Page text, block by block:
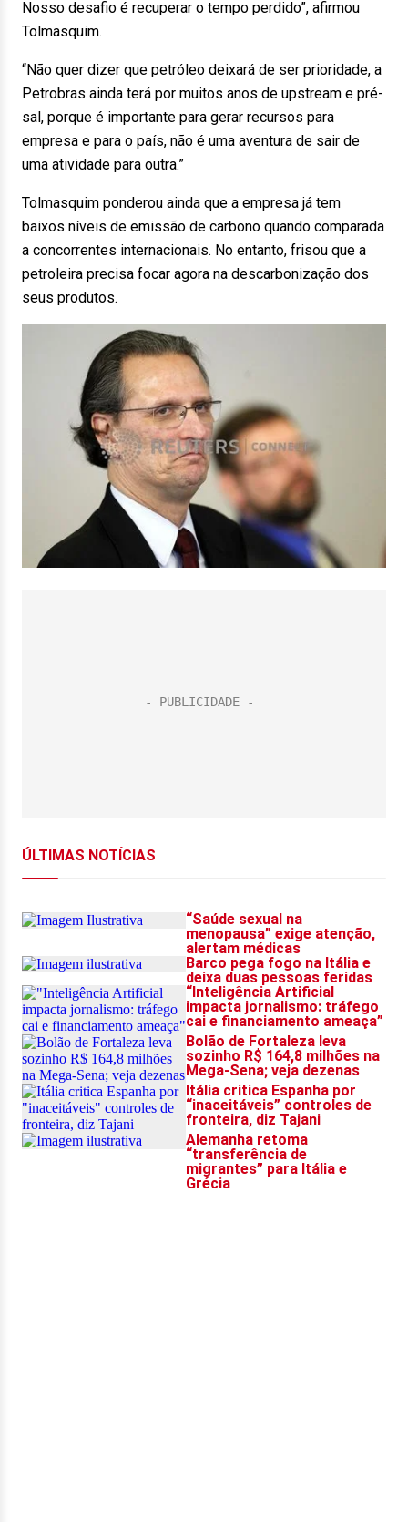
Nosso desafio é recuperar o tempo perdido”, afirmou
Tolmasquim.
“Não quer dizer que petróleo deixará de ser prioridade, a
Petrobras ainda terá por muitos anos de upstream e pré-
sal, porque é importante para gerar recursos para
empresa e para o país, não é uma aventura de sair de
uma atividade para outra.”
Tolmasquim ponderou ainda que a empresa já tem
baixos níveis de emissão de carbono quando comparada
a concorrentes internacionais. No entanto, frisou que a
petroleira precisa focar agora na descarbonização dos
seus produtos.